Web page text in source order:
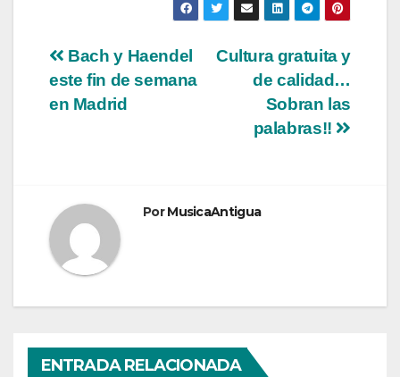
Navegación
de
Cultura gratuita y
de calidad…
Sobran las
palabras!!
Bach y Haendel
este fin de semana
en Madrid
PorMusicaAntigua
ENTRADA RELACIONADA